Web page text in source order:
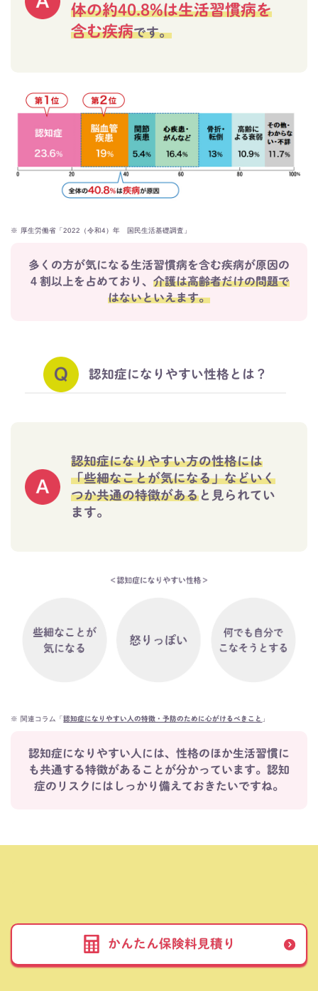
体の約40.8%は生活習慣病を
含む疾病です。
※ 厚生労働省「2022（令和4）年 国民生活基礎調査」
多くの方が気になる生活習慣病を含む疾病が原因の
４割以上を占めており、介護は高齢者だけの問題で
はないといえます。
認知症になりやすい性格とは？
認知症になりやすい方の性格には
「些細なことが気になる」などいく
つか共通の特徴があると見られてい
ます。
※ 関連コラム「認知症になりやすい人の特徴・予防のために心がけるべきこと 」
認知症になりやすい人には、性格のほか生活習慣に
も共通する特徴があることが分かっています。認知
症のリスクにはしっかり備えておきたいですね。
かんたん保険料見積り